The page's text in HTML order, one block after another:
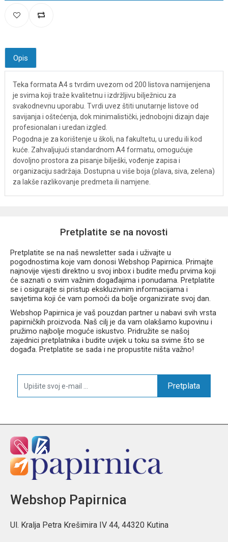
Opis
Teka formata A4 s tvrdim uvezom od 200 listova namijenjena
je svima koji traže kvalitetnu i izdržljivu bilježnicu za
svakodnevnu uporabu. Tvrdi uvez štiti unutarnje listove od
savijanja i oštećenja, dok minimalistički, jednobojni dizajn daje
profesionalan i uredan izgled.
Pogodna je za korištenje u školi, na fakultetu, u uredu ili kod
kuće. Zahvaljujući standardnom A4 formatu, omogućuje
dovoljno prostora za pisanje bilješki, vođenje zapisa i
organizaciju sadržaja. Dostupna u više boja (plava, siva, zelena)
za lakše razlikovanje predmeta ili namjene.
Pretplatite se na novosti
Pretplatite se na naš newsletter sada i uživajte u
pogodnostima koje vam donosi Webshop Papirnica. Primajte
najnovije vijesti direktno u svoj inbox i budite među prvima koji
će saznati o svim važnim događajima i ponudama. Pretplatite
se i osigurajte si pristup ekskluzivnim informacijama i
savjetima koji će vam pomoći da bolje organizirate svoj dan.
Webshop Papirnica je vaš pouzdan partner u nabavi svih vrsta
papirničkih proizvoda. Naš cilj je da vam olakšamo kupovinu i
pružimo najbolje moguće iskustvo. Pridružite se našoj
zajednici pretplatnika i budite uvijek u toku sa svime što se
događa. Pretplatite se sada i ne propustite ništa važno!
Pretplata
Webshop Papirnica
Ul. Kralja Petra Krešimira IV 44, 44320 Kutina